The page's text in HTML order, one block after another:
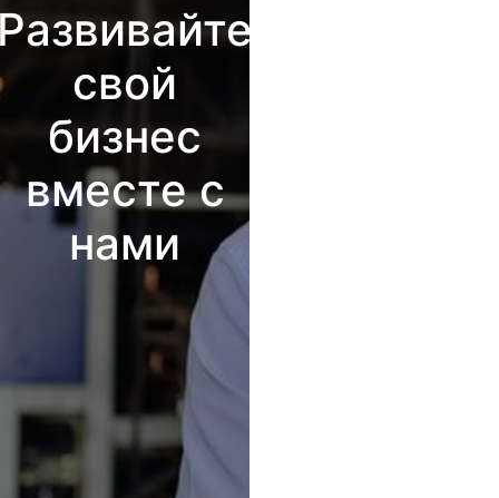
свой
бизнес
вместе с
нами